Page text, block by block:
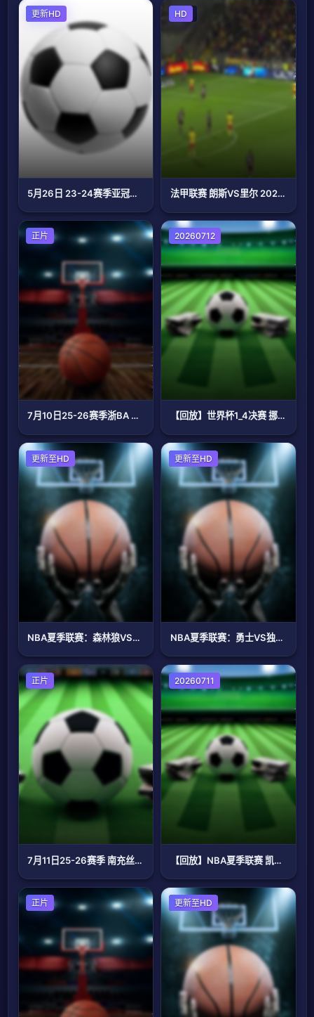
足球
更新HD
5月26日 23-24赛季亚冠决赛次回合 阿尔艾因VS横滨水手
足球
HD
法甲联赛 朗斯VS里尔 20250921
篮球
正片
7月10日25-26赛季浙BA 吴兴67VS80长兴
足球
20260712
【回放】世界杯1_4决赛 挪威VS英格兰
篮球
更新至HD
NBA夏季联赛：森林狼VS鹈鹕20260710
篮球
更新至HD
NBA夏季联赛：勇士VS独行侠20260710
足球
正片
7月11日25-26赛季 南充丝绸源点队vs宜宾长江首城队
足球
20260711
【回放】NBA夏季联赛 凯尔特人VS猛龙
篮球
正片 篮球
更新至HD